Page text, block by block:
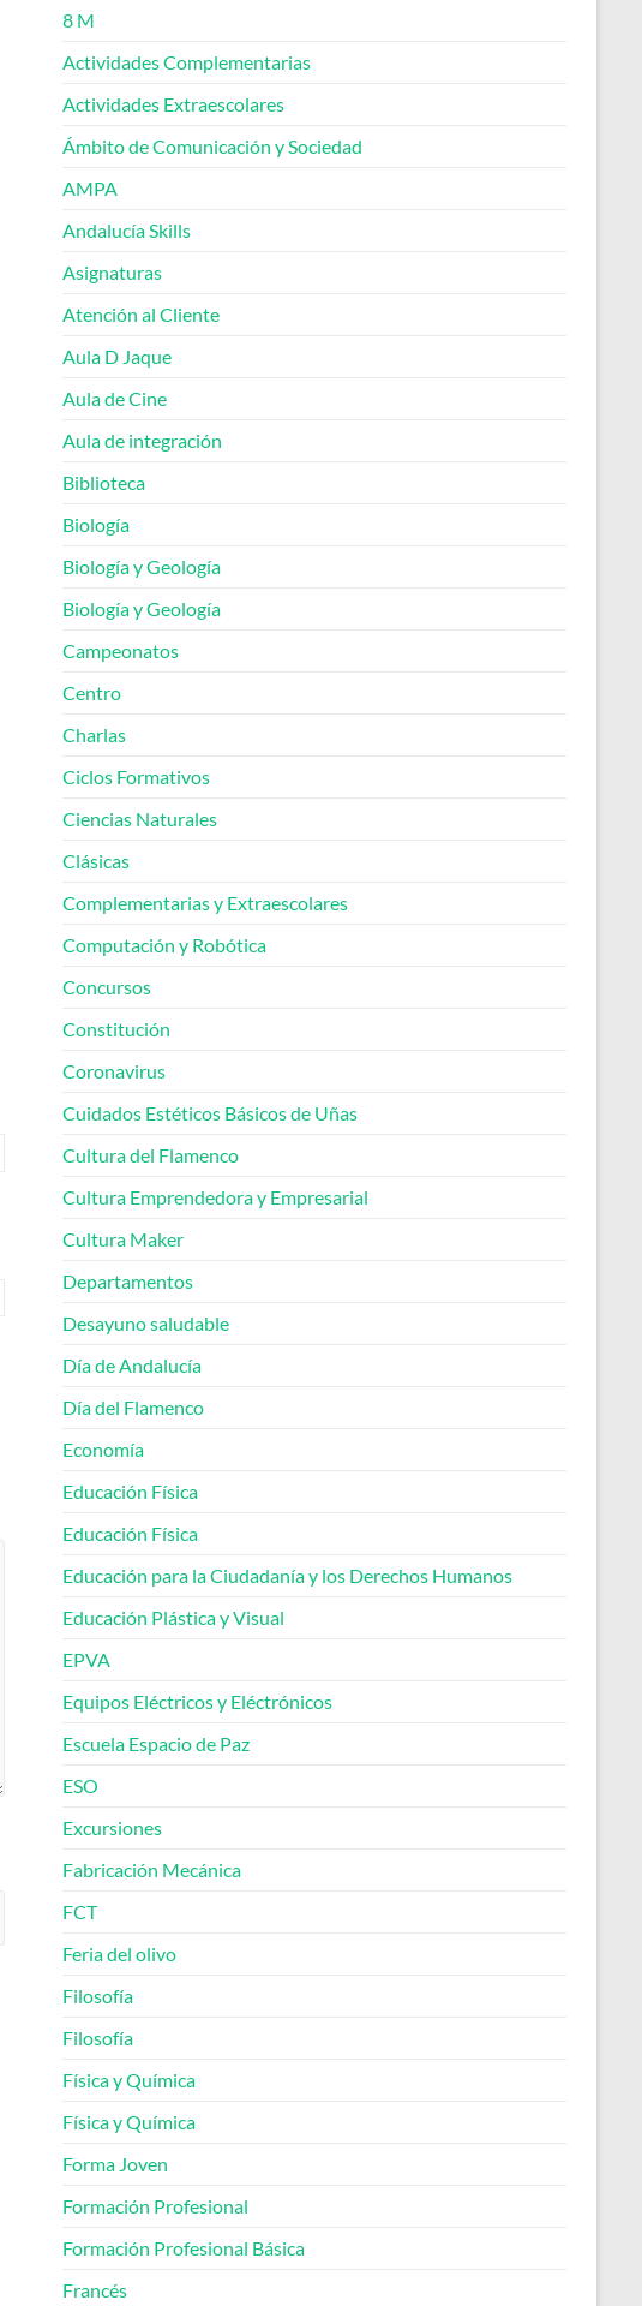
8 M
Actividades Complementarias
Actividades Extraescolares
Ámbito de Comunicación y Sociedad
AMPA
Andalucía Skills
Asignaturas
Atención al Cliente
Aula D Jaque
Aula de Cine
Aula de integración
Biblioteca
Biología
Biología y Geología
Biología y Geología
Campeonatos
Centro
Charlas
Ciclos Formativos
Ciencias Naturales
Clásicas
Complementarias y Extraescolares
Computación y Robótica
Concursos
Constitución
Coronavirus
Cuidados Estéticos Básicos de Uñas
Cultura del Flamenco
Cultura Emprendedora y Empresarial
Cultura Maker
Departamentos
Desayuno saludable
Día de Andalucía
Día del Flamenco
Economía
Educación Física
Educación Física
Educación para la Ciudadanía y los Derechos Humanos
Educación Plástica y Visual
EPVA
Equipos Eléctricos y Eléctrónicos
Escuela Espacio de Paz
ESO
Excursiones
Fabricación Mecánica
FCT
Feria del olivo
Filosofía
Filosofía
Física y Química
Física y Química
Forma Joven
Formación Profesional
Formación Profesional Básica
Francés